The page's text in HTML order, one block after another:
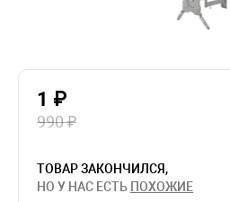
1 ₽
990 ₽
ТОВАР ЗАКОНЧИЛСЯ,
НО У НАС ЕСТЬ ПОХОЖИЕ